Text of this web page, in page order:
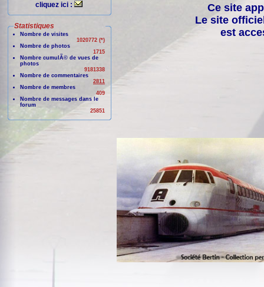
cliquez ici :
Statistiques
Nombre de visites
1020772 (*)
Nombre de photos
1715
Nombre cumulÃ© de vues de
photos
9181338
Nombre de commentaires
2811
Nombre de membres
409
Nombre de messages dans le
forum
25851
Ce site
Le site
est